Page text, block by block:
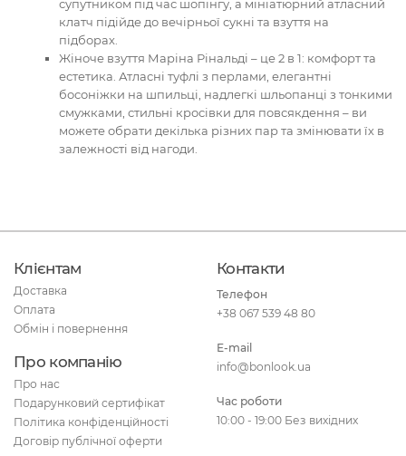
супутником під час шопінгу, а мініатюрний атласний
клатч підійде до вечірньої сукні та взуття на
підборах.
Жіноче взуття Маріна Рінальді – це 2 в 1: комфорт та
естетика. Атласні туфлі з перлами, елегантні
босоніжки на шпильці, надлегкі шльопанці з тонкими
смужками, стильні кросівки для повсякдення – ви
можете обрати декілька різних пар та змінювати їх в
залежності від нагоди.
Клієнтам
Доставка
Оплата
Обмін і повернення
Про компанію
Про нас
Подарунковий сертифікат
Політика конфіденційності
Договір публічної оферти
Контакти
Телефон
+38 067 539 48 80
E-mail
info@bonlook.ua
Час роботи
10:00 - 19:00 Без вихідних